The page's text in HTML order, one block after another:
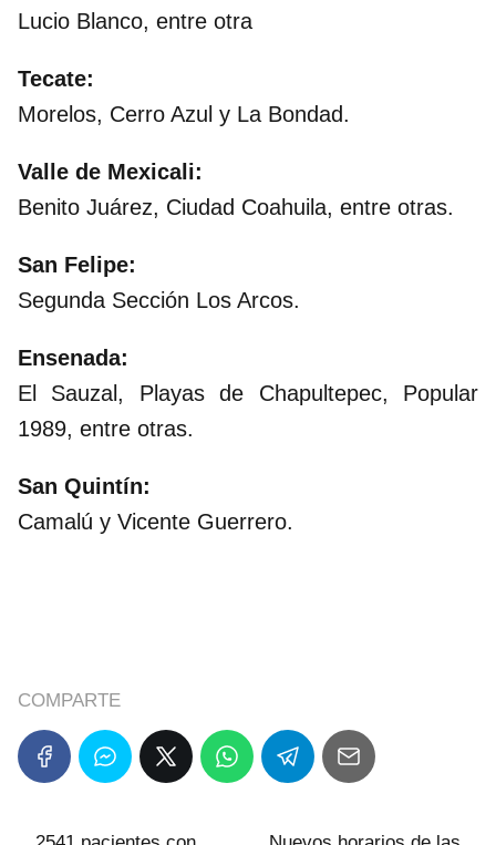
Lucio Blanco, entre otra
Tecate:
Morelos, Cerro Azul y La Bondad.
Valle de Mexicali:
Benito Juárez, Ciudad Coahuila, entre otras.
San Felipe:
Segunda Sección Los Arcos.
Ensenada:
El Sauzal, Playas de Chapultepec, Popular
1989, entre otras.
San Quintín:
Camalú y Vicente Guerrero.
COMPARTE